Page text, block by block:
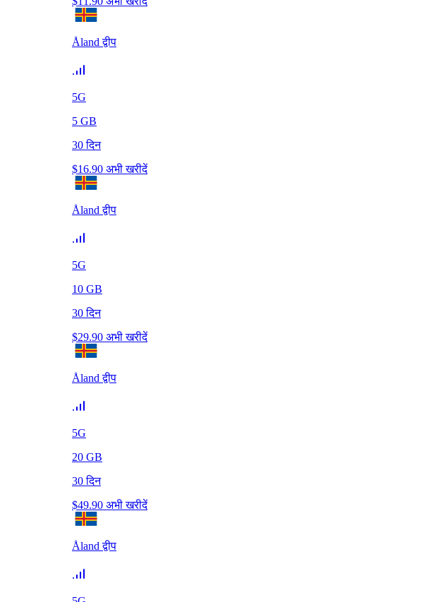
Åland द्वीप
5G
5 GB
30 दिन
$16.90 अभी खरीदें
Åland द्वीप
5G
10 GB
30 दिन
$29.90 अभी खरीदें
Åland द्वीप
5G
20 GB
30 दिन
$49.90 अभी खरीदें
Åland द्वीप